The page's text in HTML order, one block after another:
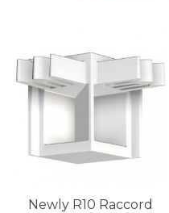
Newly R10 Raccord